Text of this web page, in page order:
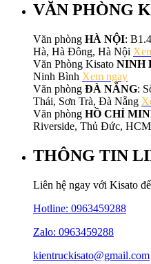
VĂN PHÒNG
Văn phòng HÀ NỘI:
Hà, Hà Đông, Hà Nội
Văn Phòng Kisato NINH
Ninh Bình Xem ngay
Văn phòng ĐÀ NẴNG:
Thái, Sơn Trà, Đà Nẵng
Văn phòng HỒ CHÍ
Riverside, Thủ Đức, HCM
THÔNG TIN
Liên hệ ngay với Kisato
Hotline: 0963459288
Zalo: 0963459288
kientruckisato@gmail.com